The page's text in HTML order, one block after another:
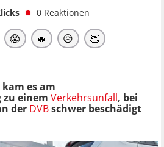
0 Reaktionen
😱 🔥 😥 👏
es am
einem Verkehrsunfall, bei
der DVBschwer beschädigt